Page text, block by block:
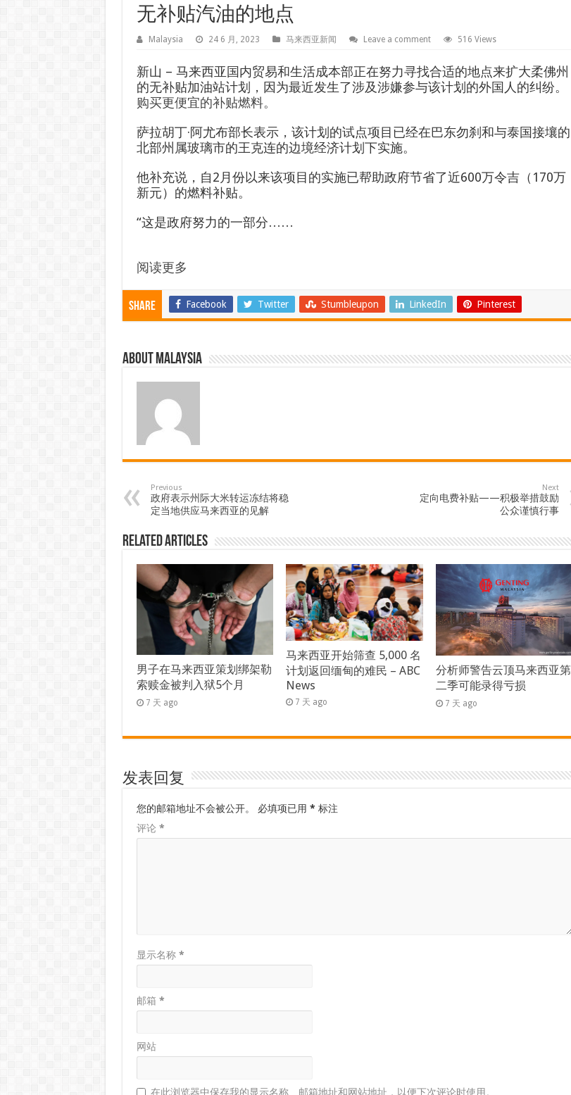
无补贴汽油的地点
Malaysia 24 6 月, 2023 马来西亚新闻 Leave a comment 516 Views
新山 – 马来西亚国内贸易和生活成本部正在努力寻找合适的地点来扩大柔佛州
的无补贴加油站计划，因为最近发生了涉及涉嫌参与该计划的外国人的纠纷。
购买更便宜的补贴燃料。
萨拉胡丁·阿尤布部长表示，该计划的试点项目已经在巴东勿刹和与泰国接壤的
北部州属玻璃市的王克连的边境经济计划下实施。
他补充说，自2月份以来该项目的实施已帮助政府节省了近600万令吉（170万
新元）的燃料补贴。
“这是政府努力的一部分……
阅读更多
Share Facebook Twitter Stumbleupon LinkedIn Pinterest
About Malaysia
Previous
政府表示州际大米转运冻结将稳
定当地供应马来西亚的见解
Next
定向电费补贴——积极举措鼓励
公众谨慎行事
Related Articles
男子在马来西亚策划绑架勒
索赎金被判入狱5个月
7 天 ago
马来西亚开始筛查 5,000 名
计划返回缅甸的难民 – ABC
News
7 天 ago
分析师警告云顶马来西亚第
二季可能录得亏损
7 天 ago
发表回复
您的邮箱地址不会被公开。 必填项已用 * 标注
评论 *
显示名称 *
邮箱 *
网站
在此浏览器中保存我的显示名称、邮箱地址和网站地址，以便下次评论时使用。